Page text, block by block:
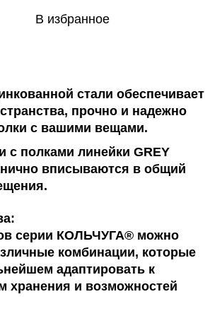
В избранное
стали обеспечивает
прочно и надежно
с вашими вещами.
с полками линейки GREY
вписываются в общий
серии КОЛЬЧУГА® можно
комбинации, которые
адаптировать к
хранения и возможностей